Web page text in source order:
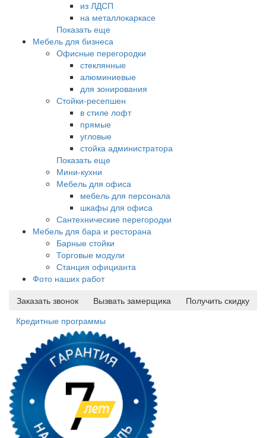
из ЛДСП
на металлокаркасе
Показать еще
Мебель для бизнеса
Офисные перегородки
стеклянные
алюминиевые
для зонирования
Стойки-ресепшен
в стиле лофт
прямые
угловые
стойка администратора
Показать еще
Мини-кухни
Мебель для офиса
мебель для персонала
шкафы для офиса
Сантехнические перегородки
Мебель для бара и ресторана
Барные стойки
Торговые модули
Станция официанта
Фото наших работ
Заказать звонок
Вызвать замерщика
Получить скидку
Кредитные программы